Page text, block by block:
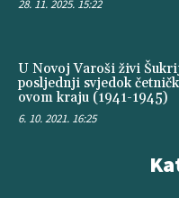
28. 11. 2025. 15:22
U Novoj Varoši živi
posljednji svjedok
ovom kraju (1941-1945)
6. 10. 2021. 16:25